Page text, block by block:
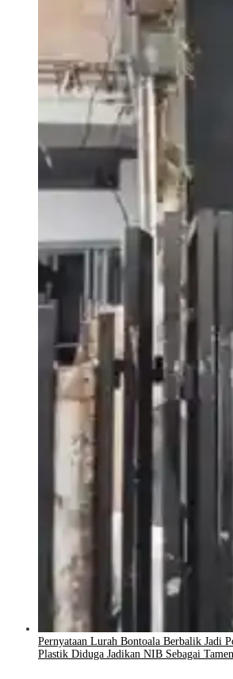
Pernyataan Lurah Bontoala Berbalik Jadi
Plastik Diduga Jadikan NIB Sebagai